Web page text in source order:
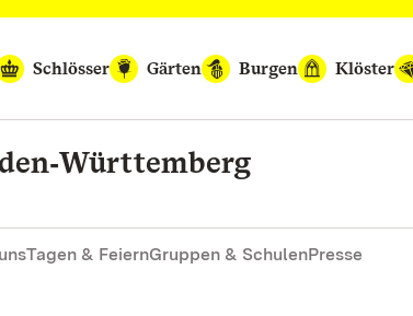
Schlösser
Gärten Burgen Klöster
Tagen & FeiernGruppen & SchulenPresse